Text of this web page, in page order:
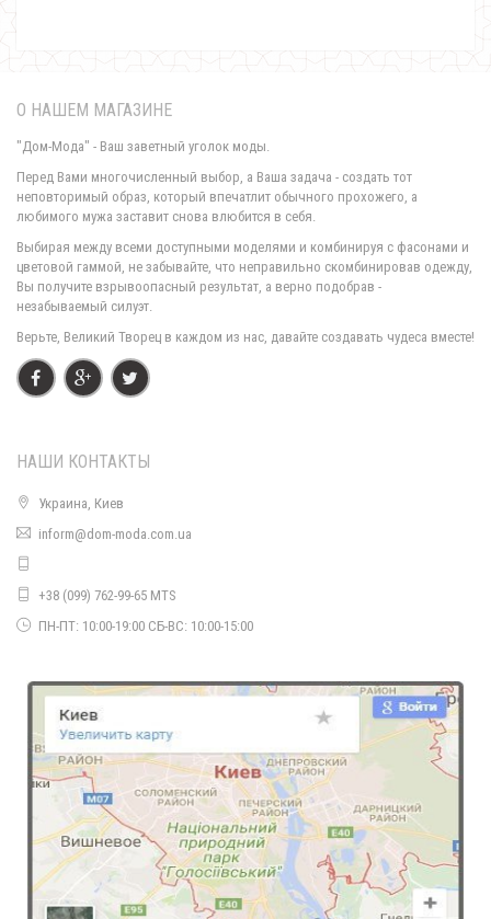
710.00грн.
Женская черная кожаная юбка
Женская черная юбка миди с сеточкой
570.00грн.
О НАШЕМ МАГАЗИНЕ
"Дом-Мода" - Ваш заветный уголок моды.
Перед Вами многочисленный выбор, а Ваша задача - создать тот
неповторимый образ, который впечатлит обычного прохожего, а
любимого мужа заставит снова влюбится в себя.
Выбирая между всеми доступными моделями и комбинируя с фасонами и
цветовой гаммой, не забывайте, что неправильно скомбинировав одежду,
Вы получите взрывоопасный результат, а верно подобрав -
незабываемый силуэт.
Верьте, Великий Творец в каждом из нас, давайте создавать чудеса вместе!
НАШИ КОНТАКТЫ
Украина, Киев
inform@dom-moda.com.ua
+38 (099) 762-99-65 MTS
ПН-ПТ: 10:00-19:00 СБ-ВС: 10:00-15:00